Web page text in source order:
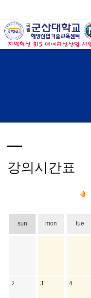
강의시간표
sun mon tue
2 3 4